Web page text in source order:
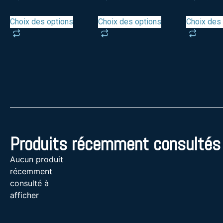
Choix des options Choix des options Choix
Produits récemment consultés
Aucun produit
récemment
consulté à
afficher